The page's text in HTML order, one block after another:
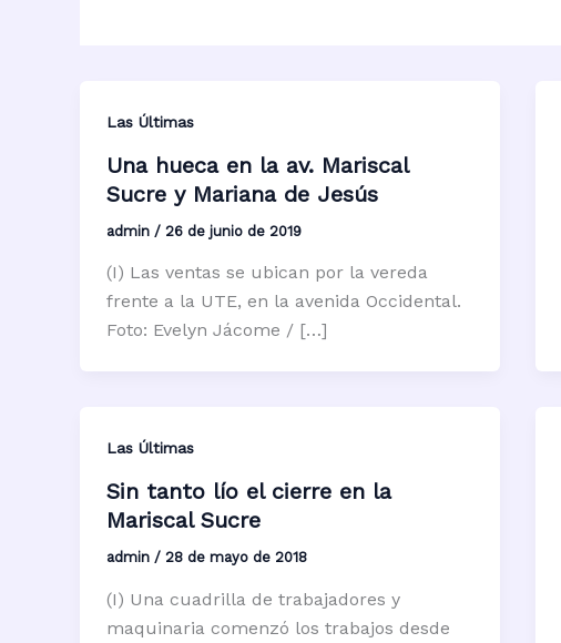
Las Últimas
Una hueca en la av. Mariscal
Sucre y Mariana de Jesús
admin / 26 de junio de 2019
(I) Las ventas se ubican por la vereda
frente a la UTE, en la avenida Occidental.
Foto: Evelyn Jácome / […]
Las Últimas
Sin tanto lío el cierre en la
Mariscal Sucre
admin / 28 de mayo de 2018
(I) Una cuadrilla de trabajadores y
maquinaria comenzó los trabajos desde